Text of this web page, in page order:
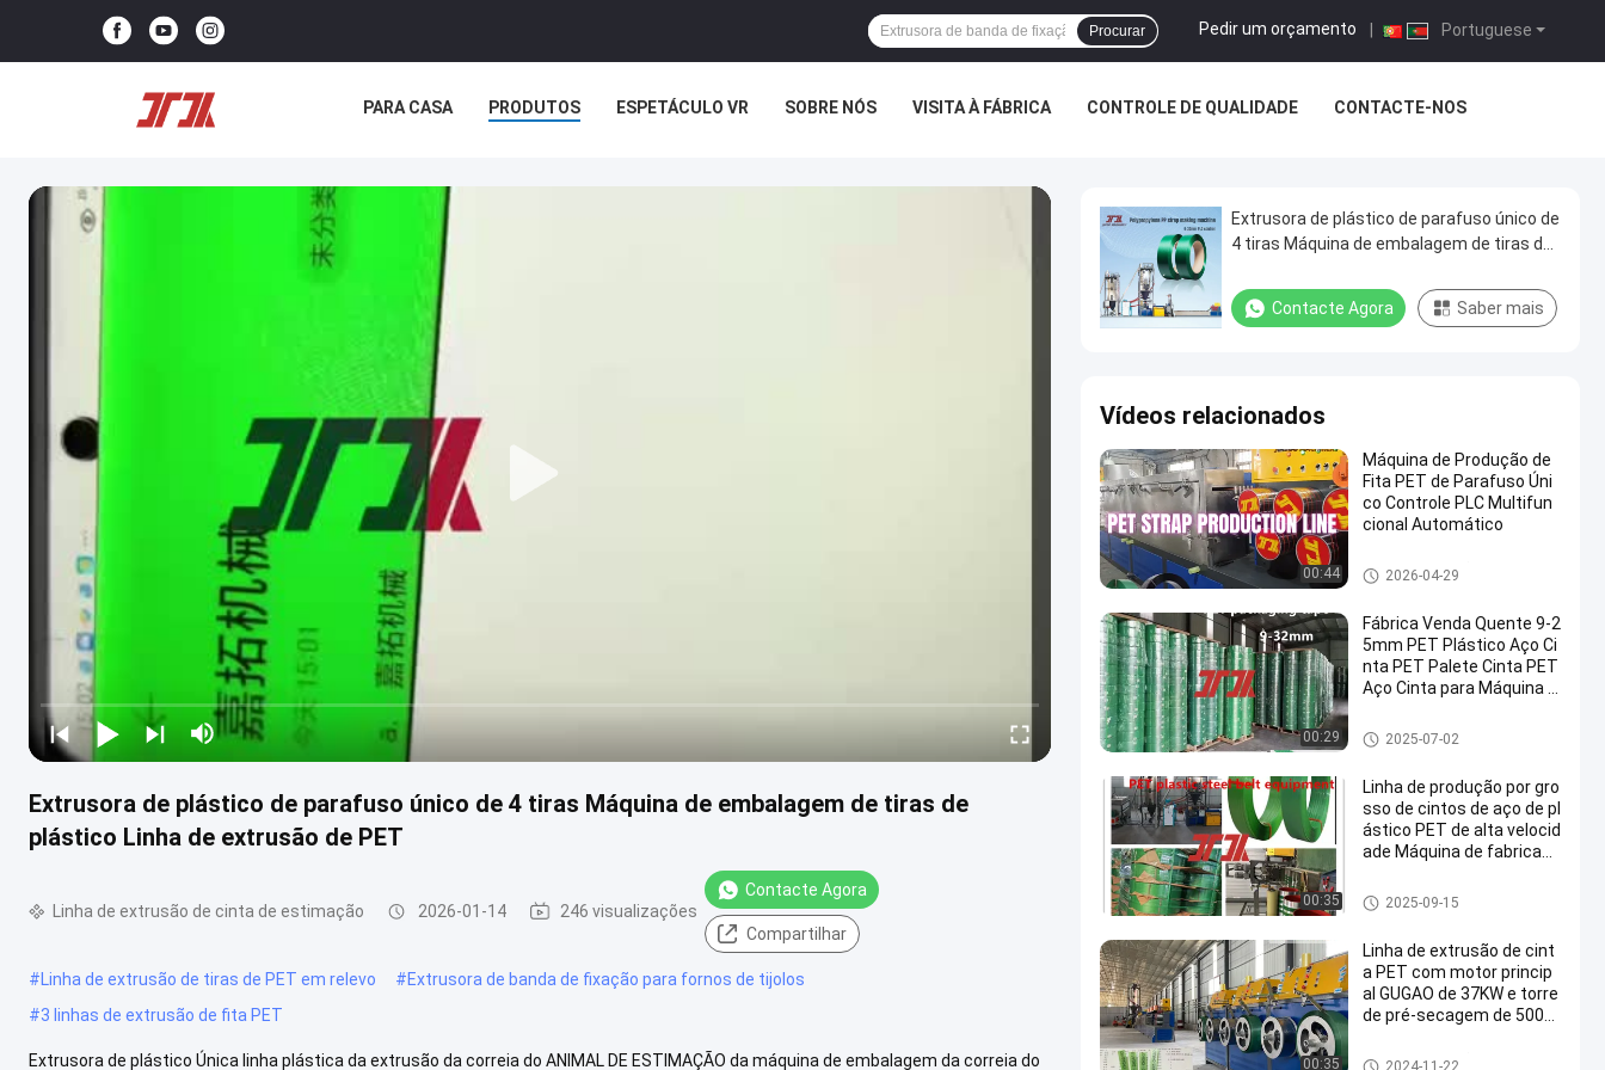
Portuguese
Pedir um orçamento
Procurar
PARA CASA PRODUTOS ESPETÁCULO VR SOBRE NÓS VISITA À FÁBRICA CONTROLE DE QUALIDADE CONTACTE-NOS
Extrusora de plástico de parafuso único de 4 tiras Máquina de embalagem de tiras de
plástico Linha de extrusão de PET
Linha de extrusão de cinta de estimação 2026-01-14 246 visualizações
Contacte Agora
Compartilhar
#Linha de extrusão de tiras de PET em relevo #Extrusora de banda de fixação para fornos de tijolos
#3 linhas de extrusão de fita PET
Extrusora de plástico Única linha plástica da extrusão da correia do ANIMAL DE ESTIMAÇÃO da máquina de embalagem da correia do
Extrusora de plástico de parafuso único de
4 tiras Máquina de embalagem de tiras de
Contacte Agora Saber mais
Vídeos relacionados
00:44
Máquina de Produção de
Fita PET de Parafuso Úni
co Controle PLC Multifun
cional Automático
Linha de extrusão de cinta de
estimação
2026-04-29
00:29
Fábrica Venda Quente 9-2
5mm PET Plástico Aço Ci
nta PET Palete Cinta PET
Aço Cinta para Máquina d
ão Automática
Correia de empacotamento do
ANIMAL DE ESTIMAÇÃO
2025-07-02
00:35
Linha de produção por gro
sso de cintos de aço de pl
ástico PET de alta velocid
ade Máquina de fabricaçã
stema de desumidificaçã
o e secagem
Máquina de fazer cinta PET
2025-09-15
00:35
Linha de extrusão de cint
a PET com motor princip
al GUGAO de 37KW e torre
de pré-secagem de 5000
Linha de extrusão de cinta de
2024-11-22